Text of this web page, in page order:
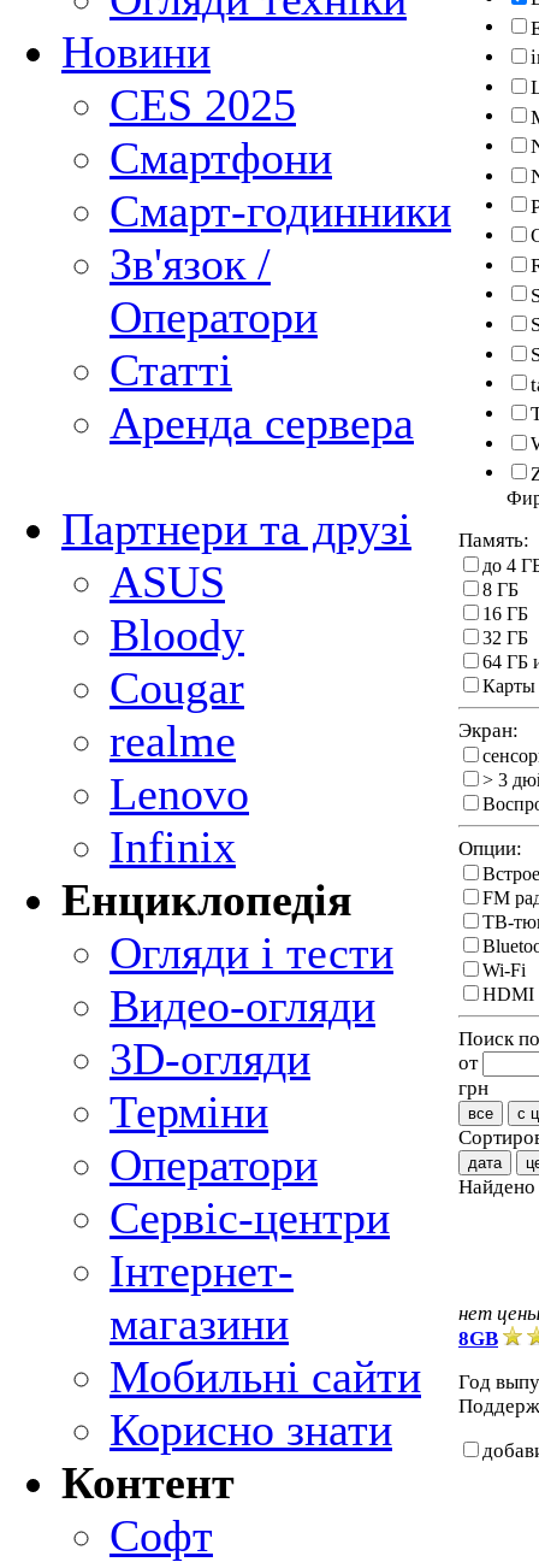
Новини
CES 2025
Смартфони
Смарт-годинники
Зв'язок /
Оператори
Статті
Аренда сервера
Партнери та друзі
ASUS
Bloody
Cougar
realme
Lenovo
Infinix
Енциклопедія
Огляди і тести
Видео-огляди
3D-огляди
Терміни
Оператори
Сервіс-центри
Інтернет-
магазини
Мобильні сайти
Корисно знати
Контент
Софт
Память:
до 4
8 ГБ
16 ГБ
32 ГБ
64 ГБ
Карты
Экран:
> 3
Опции:
FM
ТВ-
Wi-Fi
HDMI
Поиск
от
грн
все с
дата
Найдено
нет
8GB
Год